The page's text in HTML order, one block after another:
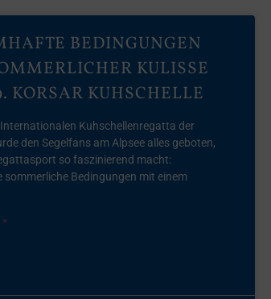
BEDINGUNGEN
KULISSE
KORSAR KUHSCHELLE
Kuhschellenregatta der
den Segelfans am Alpsee alles geboten,
so faszinierend macht:
Bedingungen mit einem
»